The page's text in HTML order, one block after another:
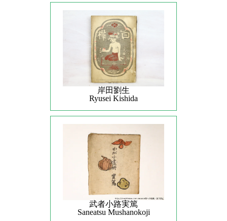
岸田劉生
Ryusei Kishida
武者小路実篤
Saneatsu Mushanokoji